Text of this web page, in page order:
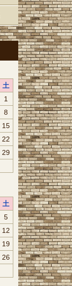
土
1
8
15
22
29
土
5
12
19
26